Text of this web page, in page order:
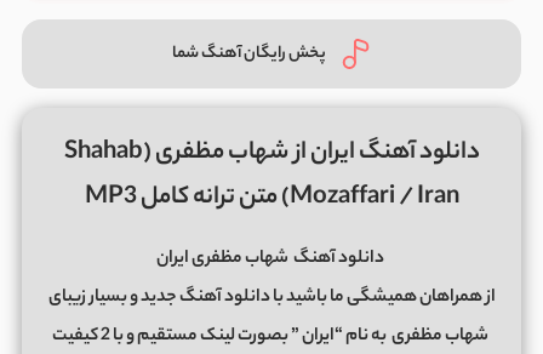
پخش رایگان آهنگ شما
دانلود آهنگ ایران از شهاب مظفری (Shahab
Mozaffari / Iran) متن ترانه کامل MP3
دانلود آهنگ شهاب مظفری ایران
از همراهان همیشگی ما باشید با دانلود آهنگ جدید و بسیار زیبای
شهاب مظفری
به نام “ایران ” بصورت لینک مستقیم و با 2 کیفیت